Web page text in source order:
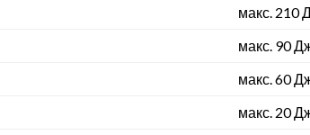
макс. 210
макс. 90
макс. 60
макс. 20